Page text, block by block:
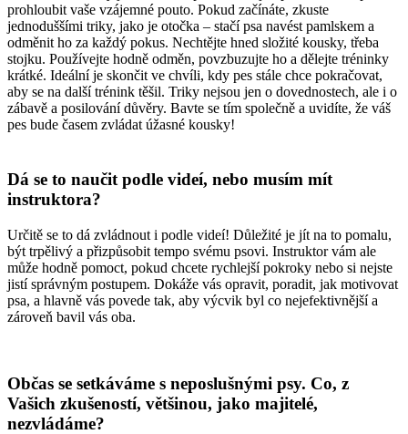
prohloubit vaše vzájemné pouto. Pokud začínáte, zkuste
jednoduššími triky, jako je otočka – stačí psa navést pamlskem a
odměnit ho za každý pokus. Nechtějte hned složité kousky, třeba
stojku. Používejte hodně odměn, povzbuzujte ho a dělejte tréninky
krátké. Ideální je skončit ve chvíli, kdy pes stále chce pokračovat,
aby se na další trénink těšil. Triky nejsou jen o dovednostech, ale i o
zábavě a posilování důvěry. Bavte se tím společně a uvidíte, že váš
pes bude časem zvládat úžasné kousky!
Dá se to naučit podle videí, nebo musím mít
instruktora?
Určitě se to dá zvládnout i podle videí! Důležité je jít na to pomalu,
být trpělivý a přizpůsobit tempo svému psovi. Instruktor vám ale
může hodně pomoct, pokud chcete rychlejší pokroky nebo si nejste
jistí správným postupem. Dokáže vás opravit, poradit, jak motivovat
psa, a hlavně vás povede tak, aby výcvik byl co nejefektivnější a
zároveň bavil vás oba.
Občas se setkáváme s neposlušnými psy. Co, z
Vašich zkušeností, většinou, jako majitelé,
nezvládáme?